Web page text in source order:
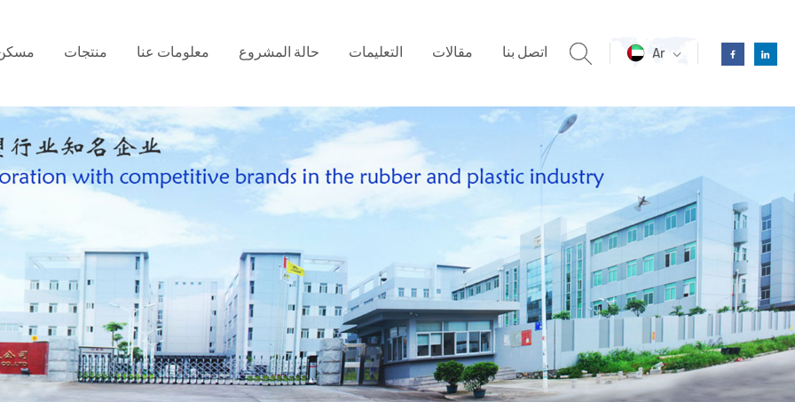
Ar منتجات معلومات عنا حالة المشروع التعليمات مقالات اتصل بنا